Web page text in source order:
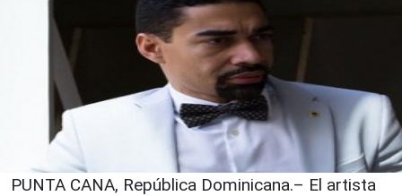
PUNTA CANA, República Dominicana.– El artista